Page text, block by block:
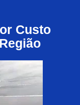
Custo